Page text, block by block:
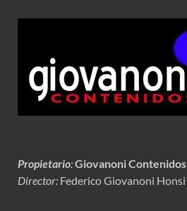
Propietario:Giovanoni Contenidos
Director: Federico Giovanoni Honsi